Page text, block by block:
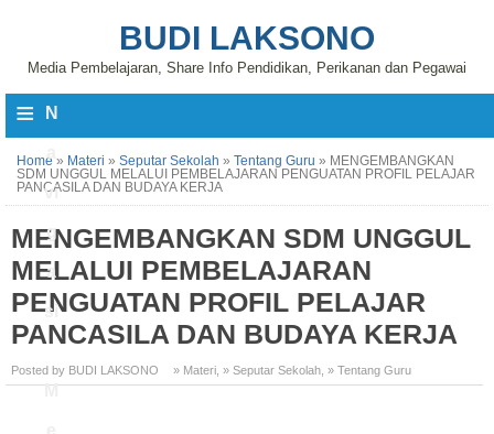
BUDI LAKSONO
Media Pembelajaran, Share Info Pendidikan, Perikanan dan Pegawai
≡ N
vi
g
a
si
M
Home » Materi » Seputar Sekolah » Tentang Guru » MENGEMBANGKAN
SDM UNGGUL MELALUI PEMBELAJARAN PENGUATAN PROFIL PELAJAR
PANCASILA DAN BUDAYA KERJA
MENGEMBANGKAN SDM UNGGUL
MELALUI PEMBELAJARAN
PENGUATAN PROFIL PELAJAR
PANCASILA DAN BUDAYA KERJA
Posted by BUDI LAKSONO » Materi » Seputar Sekolah » Tentang Guru